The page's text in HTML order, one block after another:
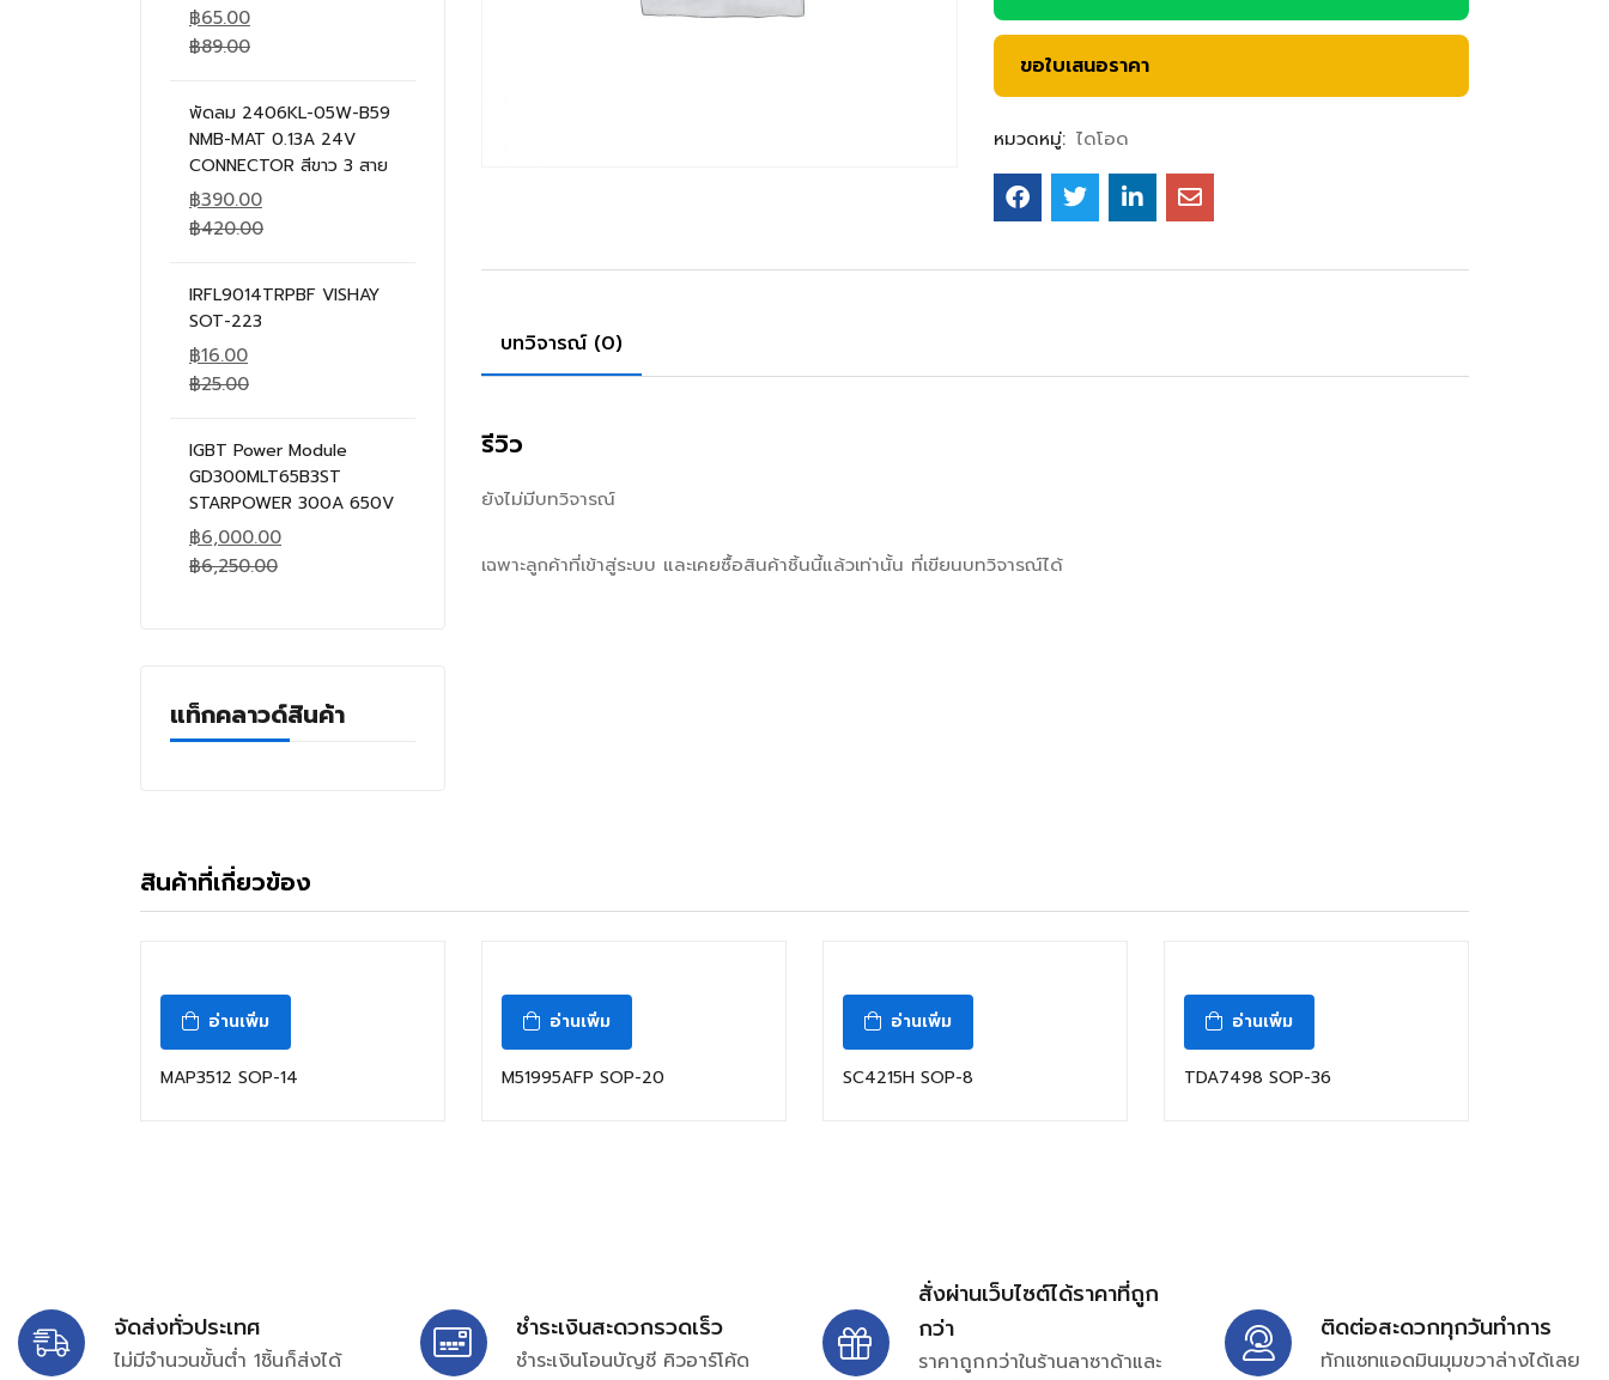
฿65.00
฿89.00
พัดลม 2406KL-05W-B59
NMB-MAT 0.13A 24V
CONNECTOR สีขาว 3 สาย
฿390.00
฿420.00
IRFL9014TRPBF VISHAY
SOT-223
฿16.00
฿25.00
IGBT Power Module
GD300MLT65B3ST
STARPOWER 300A 650V
฿6,000.00
฿6,250.00
แท็กคลาวด์สินค้า
ขอใบเสนอราคา
หมวดหมู่: ไดโอด
บทวิจารณ์ (0)
รีวิว
ยังไม่มีบทวิจารณ์
เฉพาะลูกค้าที่เข้าสู่ระบบ และเคยซื้อสินค้าชิ้นนี้แล้วเท่านั้น ที่เขียนบทวิจารณ์ได้
สินค้าที่เกี่ยวข้อง
อ่านเพิ่ม
MAP3512 SOP-14
อ่านเพิ่ม
M51995AFP SOP-20
อ่านเพิ่ม
SC4215H SOP-8
อ่านเพิ่ม
TDA7498 SOP-36
จัดส่งทั่วประเทศ
ไม่มีจำนวนขั้นต่ำ 1ชิ้นก็ส่งได้
ชำระเงินสะดวกรวดเร็ว
ชำระเงินโอนบัญชี คิวอาร์โค้ด
สั่งผ่านเว็บไซต์ได้ราคาที่ถูก
กว่า
ราคาถูกกว่าในร้านลาซาด้าและ
ติดต่อสะดวกทุกวันทำการ
ทักแชทแอดมินมุมขวาล่างได้เลย